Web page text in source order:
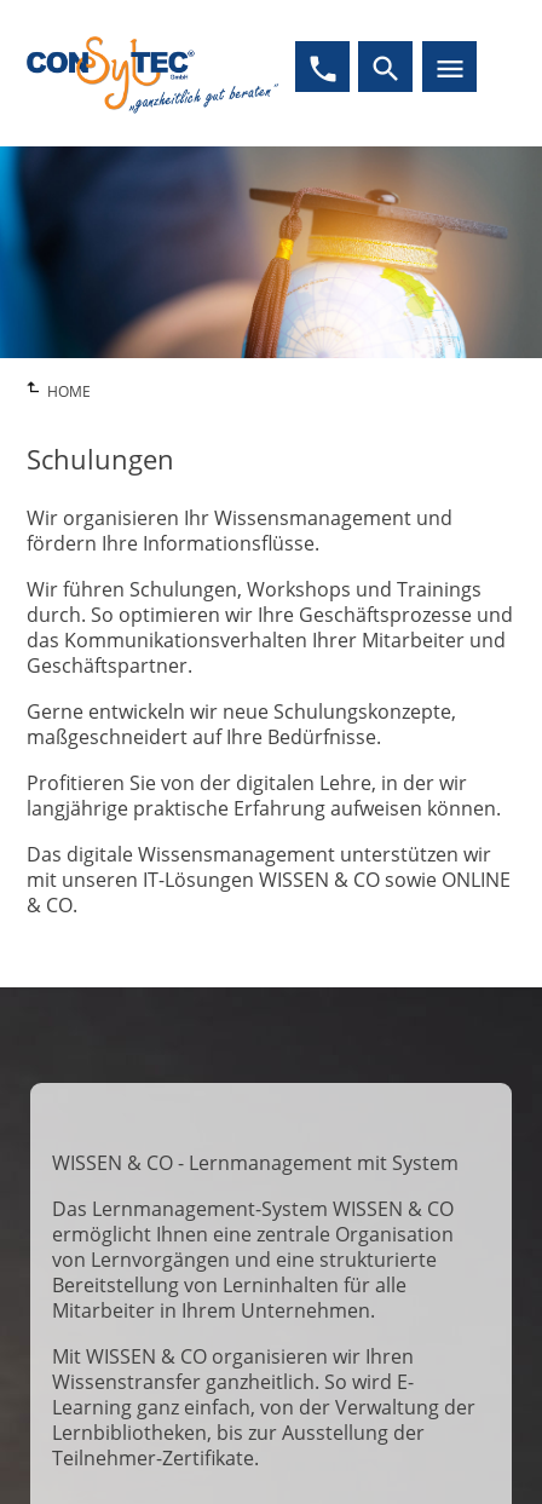
phone search menu
HOME
Schulungen
Wir organisieren Ihr Wissensmanagement und
fördern Ihre Informationsflüsse.
Wir führen Schulungen, Workshops und Trainings
durch. So optimieren wir Ihre Geschäftsprozesse und
das Kommunikationsverhalten Ihrer Mitarbeiter und
Geschäftspartner.
Gerne entwickeln wir neue Schulungskonzepte,
maßgeschneidert auf Ihre Bedürfnisse.
Profitieren Sie von der digitalen Lehre, in der wir
langjährige praktische Erfahrung aufweisen können.
Das digitale Wissensmanagement unterstützen wir
mit unseren IT-Lösungen WISSEN & CO sowie ONLINE
& CO.
WISSEN & CO - Lernmanagement mit System
Das Lernmanagement-System WISSEN & CO
ermöglicht Ihnen eine zentrale Organisation
von Lernvorgängen und eine strukturierte
Bereitstellung von Lerninhalten für alle
Mitarbeiter in Ihrem Unternehmen.
Mit WISSEN & CO organisieren wir Ihren
Wissenstransfer ganzheitlich. So wird E-
Learning ganz einfach, von der Verwaltung der
Lernbibliotheken, bis zur Ausstellung der
Teilnehmer-Zertifikate.